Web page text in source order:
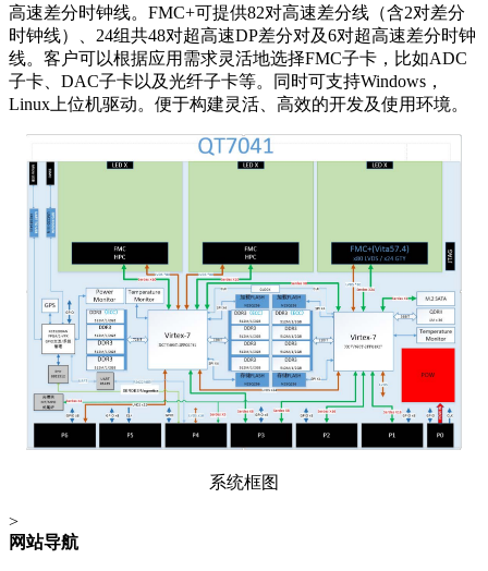
高速差分时钟线。FMC+可提供82对高速差分线（含2对差分
时钟线）、24组共48对超高速DP差分对及6对超高速差分时钟
线。客户可以根据应用需求灵活地选择FMC子卡，比如ADC
子卡、DAC子卡以及光纤子卡等。同时可支持Windows，
Linux上位机驱动。便于构建灵活、高效的开发及使用环境。
系统框图
>
网站导航